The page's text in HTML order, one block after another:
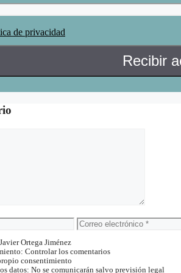
de privacidad
Correo
electrónico
Ortega Jiménez
Controlar los comentarios
consentimiento
datos: No se comunicarán salvo previsión legal